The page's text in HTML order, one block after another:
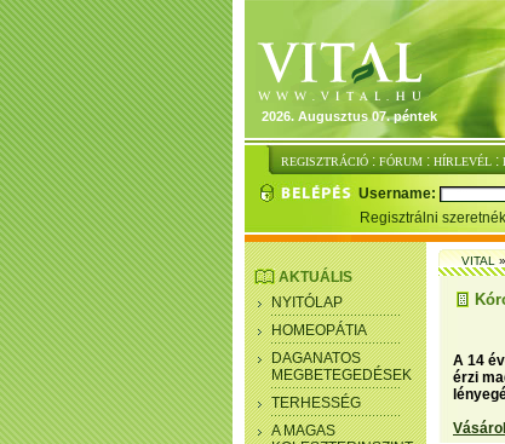
2026. Augusztus 07. péntek
REGISZTRÁCIÓ : FÓRUM : HÍRLEVÉL :
Username:
Regisztrálni
AKTUÁLIS
NYITÓLAP
HOMEOPÁTIA
DAGANATOS
MEGBETEGEDÉSEK
TERHESSÉG
A MAGAS
VITAL
A 14
érzi